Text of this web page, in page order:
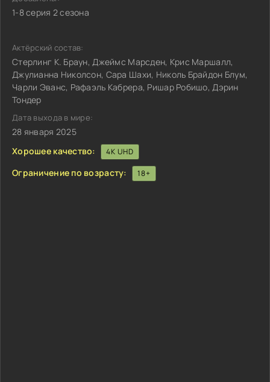
1-8 серия 2 сезона
Актёрский состав:
Стерлинг К. Браун, Джеймс Марсден, Крис Маршалл,
Джулианна Николсон, Сара Шахи, Николь Брайдон Блум,
Чарли Эванс, Рафаэль Кабрера, Ришар Робишо, Дэрин
Тондер
Дата выхода в мире:
28 января 2025
Хорошее качество:
4K UHD
Ограничение по возрасту: 18+